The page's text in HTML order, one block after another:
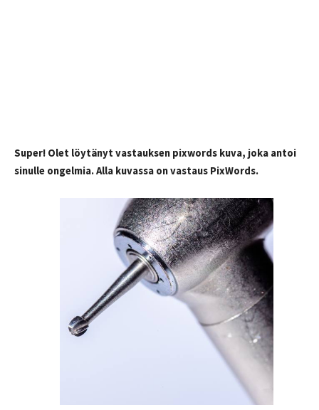
Super! Olet löytänyt vastauksen pixwords kuva, joka antoi
sinulle ongelmia. Alla kuvassa on vastaus PixWords.